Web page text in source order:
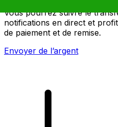
Vous pourrez suivre le
notifications en direct et
de paiement et de remise.
Envoyer de l’argent